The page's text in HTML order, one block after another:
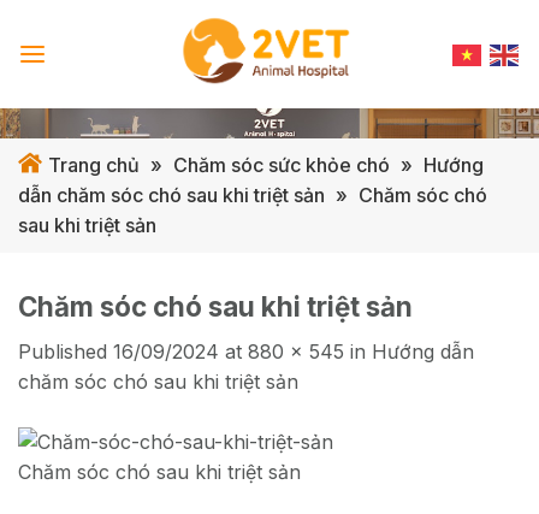
Trang chủ » Chăm sóc sức khỏe chó » Hướng
dẫn chăm sóc chó sau khi triệt sản » Chăm sóc chó
sau khi triệt sản
Chăm sóc chó sau khi triệt sản
Published 16/09/2024 at 880 × 545 in Hướng dẫn
chăm sóc chó sau khi triệt sản
Chăm sóc chó sau khi triệt sản